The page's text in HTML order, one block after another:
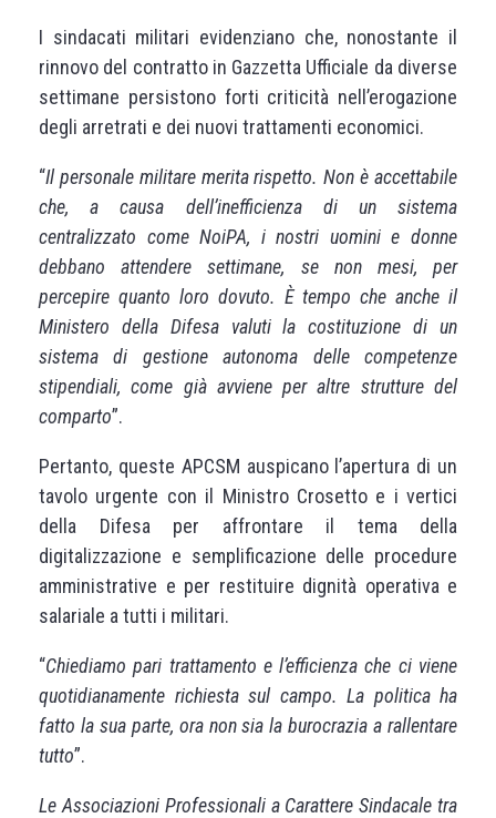
I sindacati militari evidenziano che, nonostante il
rinnovo del contratto in Gazzetta Ufficiale da diverse
settimane persistono forti criticità nell’erogazione
degli arretrati e dei nuovi trattamenti economici.
“Il personale militare merita rispetto. Non è accettabile
che, a causa dell’inefficienza di un sistema
centralizzato come NoiPA, i nostri uomini e donne
debbano attendere settimane, se non mesi, per
percepire quanto loro dovuto. È tempo che anche il
Ministero della Difesa valuti la costituzione di un
sistema di gestione autonoma delle competenze
stipendiali, come già avviene per altre strutture del
comparto”.
Pertanto, queste APCSM auspicano l’apertura di un
tavolo urgente con il Ministro Crosetto e i vertici
della Difesa per affrontare il tema della
digitalizzazione e semplificazione delle procedure
amministrative e per restituire dignità operativa e
salariale a tutti i militari.
“Chiediamo pari trattamento e l’efficienza che ci viene
quotidianamente richiesta sul campo. La politica ha
fatto la sua parte, ora non sia la burocrazia a rallentare
tutto”.
Le Associazioni Professionali a Carattere Sindacale tra